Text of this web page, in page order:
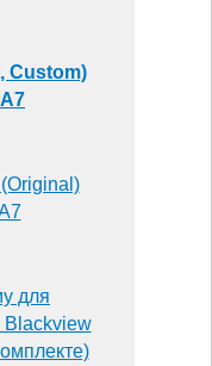
Custom)
для